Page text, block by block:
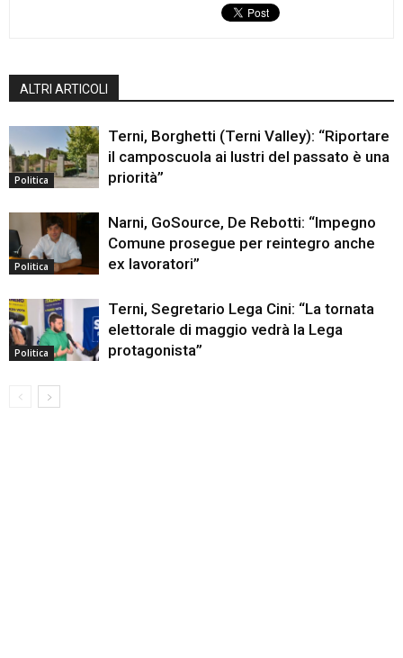
ALTRI ARTICOLI
Politica
Terni, Borghetti (Terni Valley): “Riportare
il camposcuola ai lustri del passato è una
priorità”
Politica
Narni, GoSource, De Rebotti: “Impegno
Comune prosegue per reintegro anche
ex lavoratori”
Politica
Terni, Segretario Lega Cini: “La tornata
elettorale di maggio vedrà la Lega
protagonista”